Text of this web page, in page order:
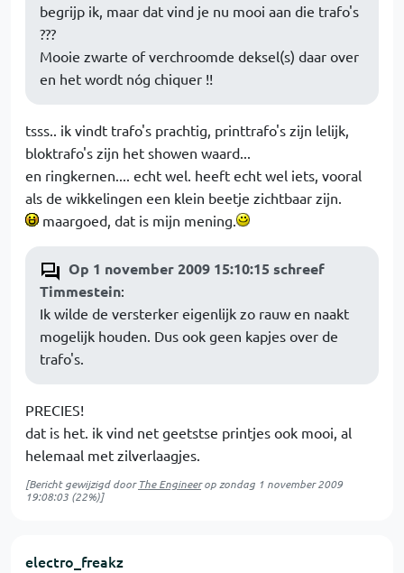
begrijp ik, maar dat vind je nu mooi aan die trafo's
???
Mooie zwarte of verchroomde deksel(s) daar over
en het wordt nóg chiquer !!
tsss.. ik vindt trafo's prachtig, printtrafo's zijn lelijk,
bloktrafo's zijn het showen waard...
en ringkernen.... echt wel. heeft echt wel iets, vooral
als de wikkelingen een klein beetje zichtbaar zijn.
maargoed, dat is mijn mening.
Op 1 november 2009 15:10:15 schreef
Timmestein:
Ik wilde de versterker eigenlijk zo rauw en naakt
mogelijk houden. Dus ook geen kapjes over de
trafo's.
PRECIES!
dat is het. ik vind net geetstse printjes ook mooi, al
helemaal met zilverlaagjes.
[Bericht gewijzigd doorThe Engineerop zondag 1 november 2009
19:08:03 (22%)]
electro_freakz